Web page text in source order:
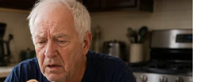
ಪ್ರಧಾನಿ ಮೋದಿ ಅಯೋಧ್ಯೆಗೆ ಭೇಟಿ
ಕಾರ್ಯಕ್ರಮದಲ್ಲಿ ಈ ಎಲ್ಲ
India News) ಮತ್ತು ಜಗತ್ತಿನ
(
Kannada News
ಸುವರ್ಣ ನ್ಯೂಸ್‌ ಫಾಲೋ
(Latest Kannada News